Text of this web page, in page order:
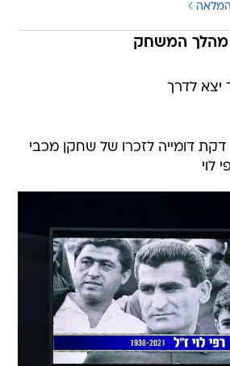
מהלך המשחק
יצא לדרך
דומייה לזכרו של שחקן מכבי
לוי